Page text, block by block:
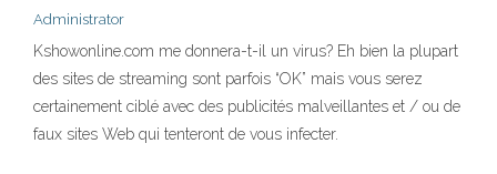
Administrator
Kshowonline.com me donnera-t-il un virus? Eh bien la plupart
des sites de streaming sont parfois “OK” mais vous serez
certainement ciblé avec des publicités malveillantes et / ou de
faux sites Web qui tenteront de vous infecter.